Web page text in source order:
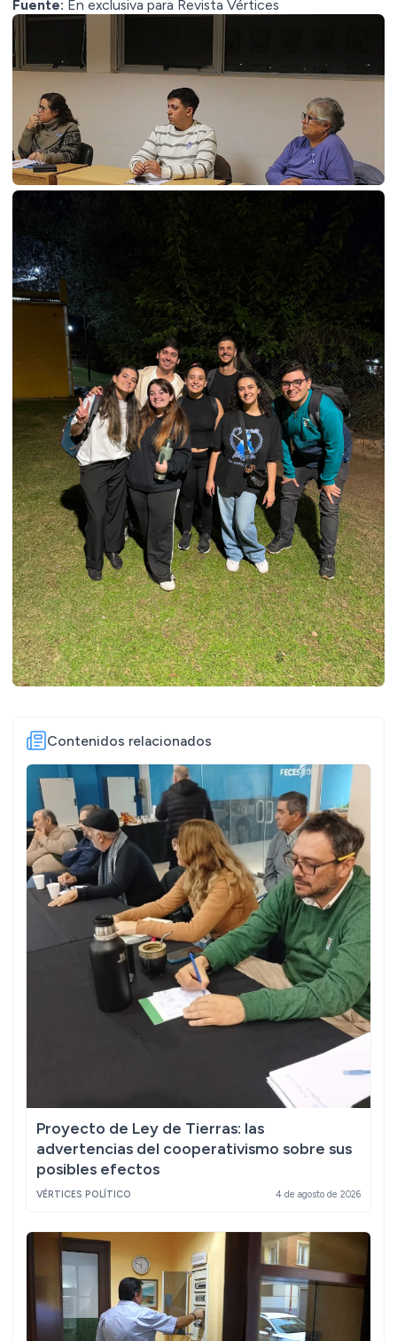
Fuente: En exclusiva para Revista Vértices
Contenidos relacionados
Proyecto de Ley de Tierras: las
advertencias del cooperativismo sobre sus
posibles efectos
VÉRTICES POLÍTICO 4 de agosto de 2026